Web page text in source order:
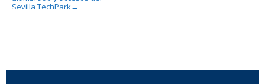
Sevilla TechPark→